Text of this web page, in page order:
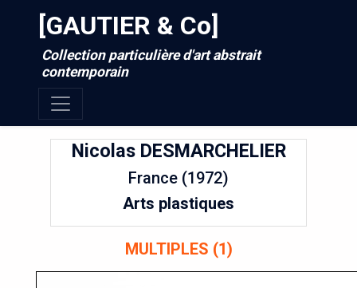
[GAUTIER & Co]
Collection particulière d'art abstrait
contemporain
Nicolas DESMARCHELIER
France (1972)
Arts plastiques
MULTIPLES (1)